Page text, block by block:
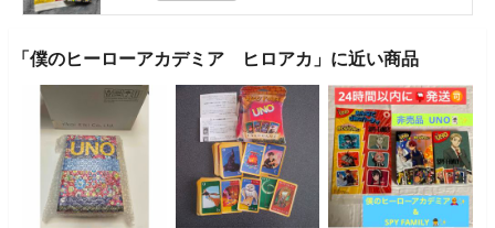
「僕のヒーローアカデミア ヒロアカ」に近い商品